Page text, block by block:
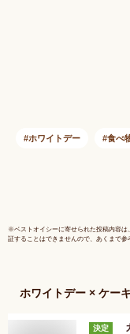
ホワイトデー 食べ
※ベストオイシーに寄せられた投稿内容は
証することはできませんので、あくまで参
ホワイトデー × ケー
決定